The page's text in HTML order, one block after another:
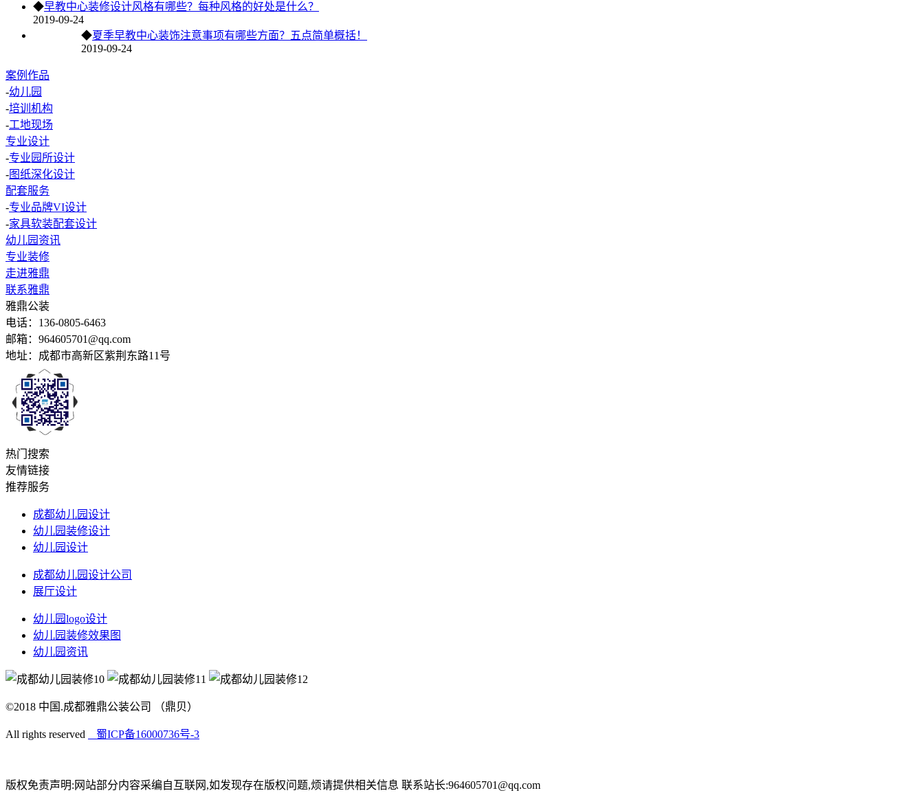
◆早教中心装修设计风格有哪些？每种风格的好处是什么？
2019-09-24
◆夏季早教中心装饰注意事项有哪些方面？五点简单概括！
2019-09-24
案例作品
-幼儿园
-培训机构
-工地现场
专业设计
-专业园所设计
-图纸深化设计
配套服务
-专业品牌VI设计
-家具软装配套设计
幼儿园资讯
专业装修
走进雅鼎
联系雅鼎
雅鼎公装
电话：136-0805-6463
邮箱：964605701@qq.com
地址：成都市高新区紫荆东路11号
热门搜索
友情链接
推荐服务
成都幼儿园设计
幼儿园装修设计
幼儿园设计
成都幼儿园设计公司
展厅设计
幼儿园logo设计
幼儿园装修效果图
幼儿园资讯
©2018 中国.成都雅鼎公装公司 （鼎贝）
All rights reserved 蜀ICP备16000736号-3
版权免责声明:网站部分内容采编自互联网,如发现存在版权问题,烦请提供相关信息 联系站长:964605701@qq.com